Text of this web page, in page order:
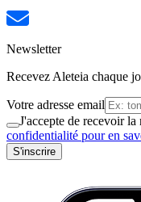
Newsletter
Recevez Aleteia chaque
Votre adresse email
J'accepte de recevoir
confidentialité pour en
S'inscrire